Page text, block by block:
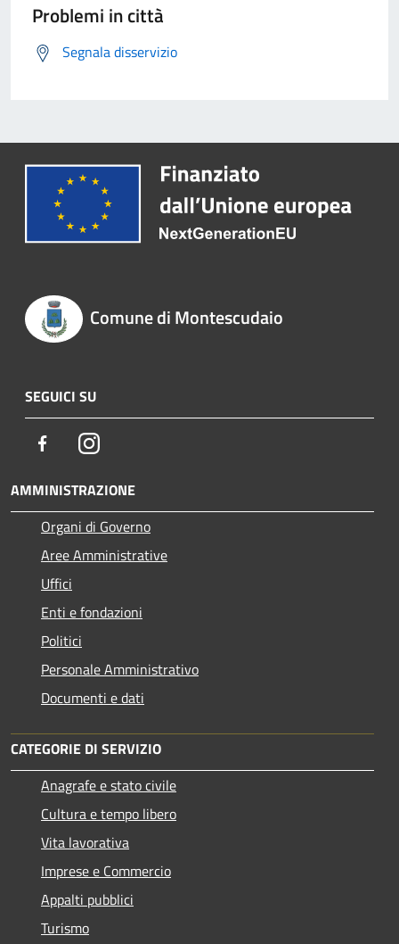
Problemi in città
Segnala disservizio
Comune di Montescudaio
SEGUICI SU
FacebookInstagram
AMMINISTRAZIONE
Organi di Governo
Aree Amministrative
Uffici
Enti e fondazioni
Politici
Personale Amministrativo
Documenti e dati
CATEGORIE DI SERVIZIO
Anagrafe e stato civile
Cultura e tempo libero
Vita lavorativa
Imprese e Commercio
Appalti pubblici
Turismo